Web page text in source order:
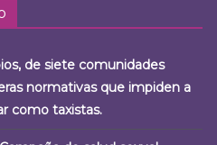
de siete comunidades
normativas que impiden a
como taxistas.